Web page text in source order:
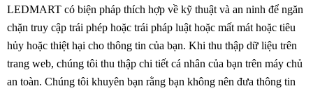
LEDMART có biện pháp thích hợp về kỹ thuật và an ninh để ngăn
chặn truy cập trái phép hoặc trái pháp luật hoặc mất mát hoặc tiêu
hủy hoặc thiệt hại cho thông tin của bạn. Khi thu thập dữ liệu trên
trang web, chúng tôi thu thập chi tiết cá nhân của bạn trên máy chủ
an toàn. Chúng tôi khuyên bạn rằng bạn không nên đưa thông tin